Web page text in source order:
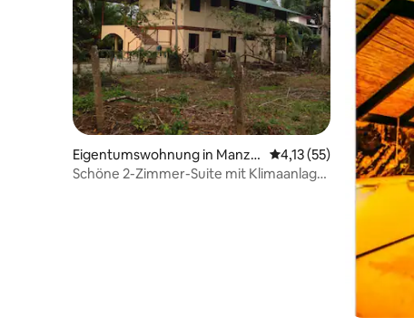
Eigentumswohnung in Manza
nillo
Durchschnittliche
4,13 (55)
Schöne 2-Zimmer-Suite mit Klimaanlage